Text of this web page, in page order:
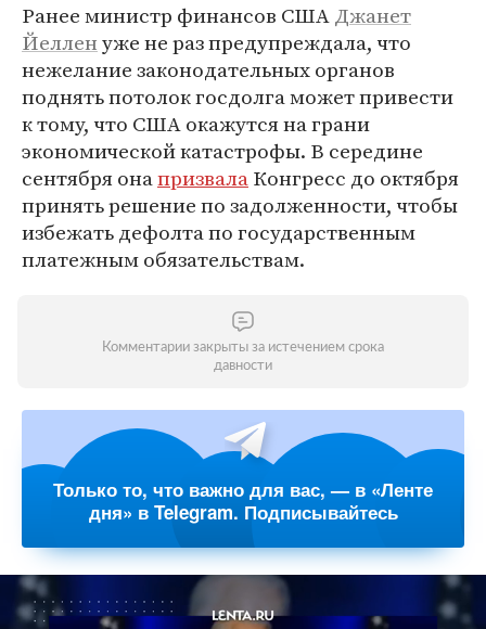
Ранее министр финансов СШАДжанет
Йелленуже не раз предупреждала, что
нежелание законодательных органов
поднять потолок госдолга может привести
к тому, что США окажутся на грани
экономической катастрофы. В середине
сентября онапризвалаКонгресс до октября
принять решение по задолженности, чтобы
избежать дефолта по государственным
платежным обязательствам.
Комментарии закрыты за истечением срока
давности
Только то, что важно для вас, — в «Ленте
дня» в Telegram. Подписывайтесь